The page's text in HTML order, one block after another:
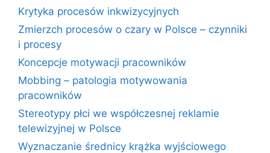
Krytyka procesów inkwizycyjnych
Zmierzch procesów o czary w Polsce – czynniki
i procesy
Koncepcje motywacji pracowników
Mobbing – patologia motywowania
pracowników
Stereotypy płci we współczesnej reklamie
telewizyjnej w Polsce
Wyznaczanie średnicy krążka wyjściowego